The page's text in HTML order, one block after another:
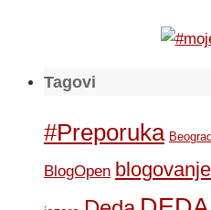
Tagovi
#Preporuka Beograd
BlogOpen blogovanje